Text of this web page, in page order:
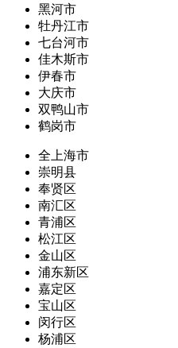
黑河市
牡丹江市
七台河市
佳木斯市
伊春市
大庆市
双鸭山市
鹤岗市
全上海市
崇明县
奉贤区
南汇区
青浦区
松江区
金山区
浦东新区
嘉定区
宝山区
闵行区
杨浦区